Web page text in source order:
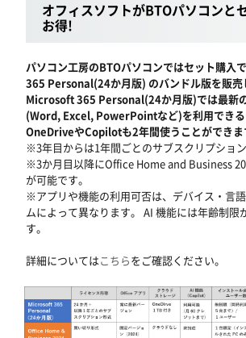
オフィスソフトがBTOパソコンと
お得!
パソコン工房のBTOパソコンではセット購入
365 Personal(24か月版) のバンドル版を販売
Microsoft 365 Personal(24か月版)では最新
(Word, Excel, PowerPointなど)を利用でき
OneDriveやCopilotも2年間使うことができま
※3年目からは1年間ごとのサブスクリプション
※3か月目以降にOffice Home and Business
が可能です。
※アプリや機能の利用可否は、デバイス・言
ムによって異なります。 AI 機能には年齢制限
す。
詳細についてはこちらをご確認ください。